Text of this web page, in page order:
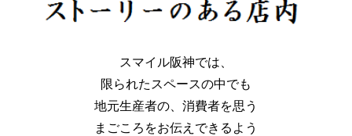
スマイル阪神では、
限られたスペースの中でも
地元生産者の、消費者を思う
まごころをお伝えできるよう